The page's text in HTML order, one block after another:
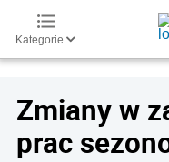
Kategorie
Zmiany w
prac